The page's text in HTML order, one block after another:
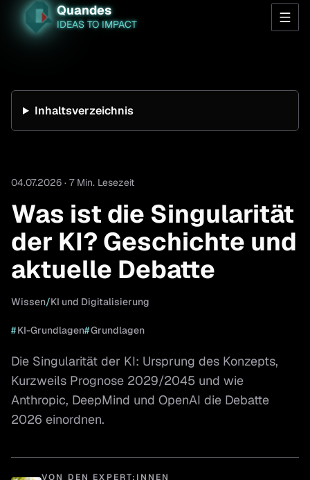
Quandes
IDEAS TO IMPACT
Inhaltsverzeichnis
04.07.2026 · 7 Min. Lesezeit
Was ist die Singularität
der KI? Geschichte und
aktuelle Debatte
Wissen/KI und Digitalisierung
#KI-Grundlagen#Grundlagen
Die Singularität der KI: Ursprung des Konzepts,
Kurzweils Prognose 2029/2045 und wie
Anthropic, DeepMind und OpenAI die Debatte
2026 einordnen.
VON DEN EXPERT:INNEN